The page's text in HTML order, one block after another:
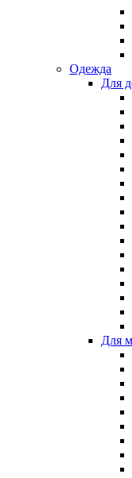
Одежда
Для
Для